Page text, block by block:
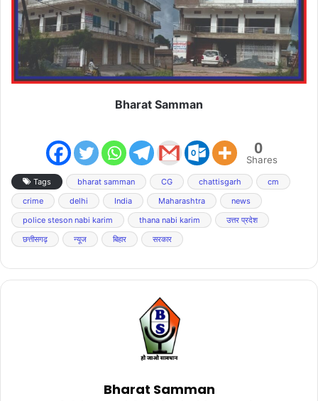
Bharat Samman
0
Shares
Tags bharat samman CG chattisgarh
cm
crime
delhi India Maharashtra
news
police steson nabi karim
thana nabi karim
उत्तर प्रदेश
छत्तीसगढ़
न्यूज बिहार सरकार
Bharat Samman